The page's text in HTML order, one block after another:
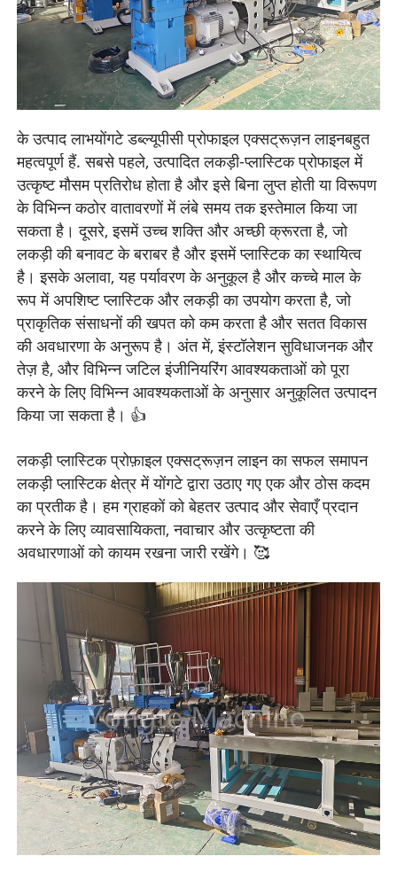
के उत्पाद लाभयोंगटे डब्ल्यूपीसी प्रोफाइल एक्सट्रूज़न लाइनबहुत
महत्वपूर्ण हैं. सबसे पहले, उत्पादित लकड़ी-प्लास्टिक प्रोफाइल में
उत्कृष्ट मौसम प्रतिरोध होता है और इसे बिना लुप्त होती या विरूपण
के विभिन्न कठोर वातावरणों में लंबे समय तक इस्तेमाल किया जा
सकता है। दूसरे, इसमें उच्च शक्ति और अच्छी क्रूरता है, जो
लकड़ी की बनावट के बराबर है और इसमें प्लास्टिक का स्थायित्व
है। इसके अलावा, यह पर्यावरण के अनुकूल है और कच्चे माल के
रूप में अपशिष्ट प्लास्टिक और लकड़ी का उपयोग करता है, जो
प्राकृतिक संसाधनों की खपत को कम करता है और सतत विकास
की अवधारणा के अनुरूप है। अंत में, इंस्टॉलेशन सुविधाजनक और
तेज़ है, और विभिन्न जटिल इंजीनियरिंग आवश्यकताओं को पूरा
करने के लिए विभिन्न आवश्यकताओं के अनुसार अनुकूलित उत्पादन
किया जा सकता है। 👍
लकड़ी प्लास्टिक प्रोफ़ाइल एक्सट्रूज़न लाइन का सफल समापन
लकड़ी प्लास्टिक क्षेत्र में योंगटे द्वारा उठाए गए एक और ठोस कदम
का प्रतीक है। हम ग्राहकों को बेहतर उत्पाद और सेवाएँ प्रदान
करने के लिए व्यावसायिकता, नवाचार और उत्कृष्टता की
अवधारणाओं को कायम रखना जारी रखेंगे। 🥰